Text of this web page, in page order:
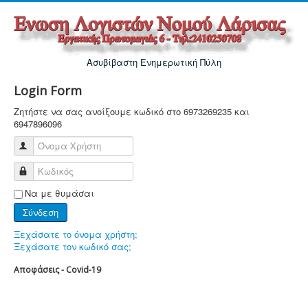
Ασυβίβαστη Ενημερωτική Πύλη
Login Form
Ζητήστε να σας ανοίξουμε κωδικό στο 6973269235 και
6947896096
Όνομα Χρήστη
Κωδικός
Να με θυμάσαι
Σύνδεση
Ξεχάσατε το όνομα χρήστη;
Ξεχάσατε τον κωδικό σας;
Αποφάσεις - Covid-19